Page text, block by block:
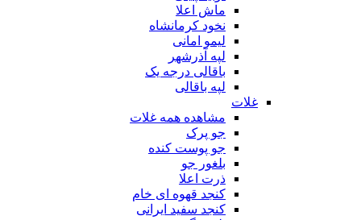
ماش اعلا
نخود کرمانشاه
لیمو امانی
لپه آذرشهر
باقالی درجه یک
لپه باقالی
غلات
مشاهده همه غلات
جو پرک
جو پوست کنده
بلغور جو
ذرت اعلا
کنجد قهوه ای خام
کنجد سفید ایرانی